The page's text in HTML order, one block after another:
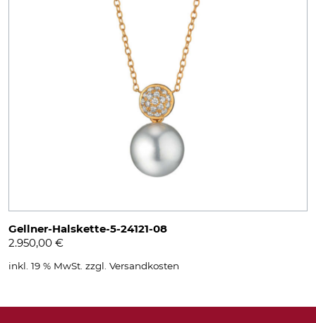
Gellner-Halskette-5-24121-08
2.950,00 €
inkl. 19 % MwSt. zzgl. Versandkosten